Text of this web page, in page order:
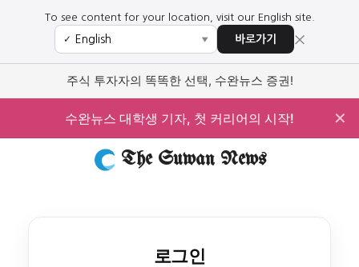
To see content for your location, visit our English site.
✓ ▼ 바로가기 ×
주식 투자자의 똑똑한 선택, 수완뉴스 증권!
수완뉴스 대학생 기자, 첫 커리어의 시작! ✕
The Suwan News
로그인